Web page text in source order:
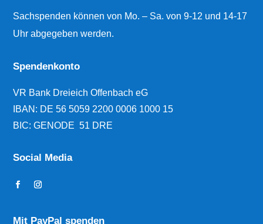
Sachspenden können von Mo. – Sa. von 9-12 und 14-17
Uhr abgegeben werden.
Spendenkonto
VR Bank Dreieich Offenbach eG
IBAN: DE 56 5059 2200 0006 1000 15
BIC: GENODE 51 DRE
Social Media
Mit PayPal spenden